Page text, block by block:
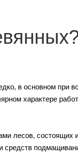
в основном при
характере
лесов, состоящих